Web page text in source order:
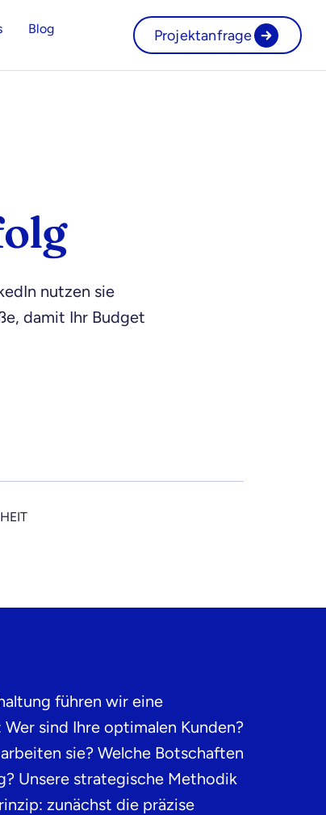
Blog Projektanfrage
nutzen sie
damit Ihr Budget
führen wir eine
sind Ihre optimalen Kunden?
sie? Welche Botschaften
Unsere strategische Methodik
zunächst die präzise